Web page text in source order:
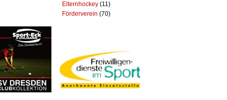
Elternhockey (11)
Förderverein (70)